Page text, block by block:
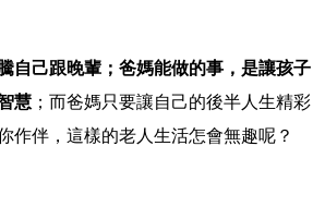
自己跟晚輩；爸媽能做的事，是讓孩子
慧；而爸媽只要讓自己的後半人生精彩
作伴，這樣的老人生活怎會無趣呢？